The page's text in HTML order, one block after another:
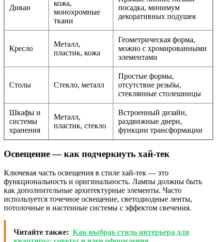
Диван
кожа,
монохромные
ткани
посадка, минимум
декоративных подушек
Кресло
Металл,
пластик, кожа
Геометрическая форма,
можно с хромированными
элементами
Столы Стекло, металл
Простые формы,
отсутствие резьбы,
стеклянные столешницы
Шкафы и
системы
хранения
Металл,
пластик, стекло
Встроенный дизайн,
раздвижные двери,
функции трансформации
Освещение — как подчеркнуть хай-тек
Ключевая часть освещения в стиле хай-тек — это
функциональность и оригинальность. Лампы должны быть
как дополнительные архитектурные элементы. Часто
используется точечное освещение, светодиодные ленты,
потолочные и настенные системы с эффектом свечения.
Читайте также: Как выбраь стиль интерьера для